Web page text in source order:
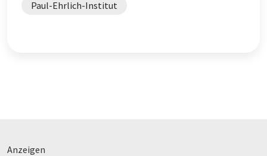
Paul-Ehrlich-Institut
Anzeigen